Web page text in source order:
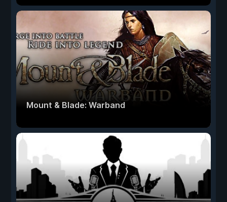
Mount & Blade: Warband